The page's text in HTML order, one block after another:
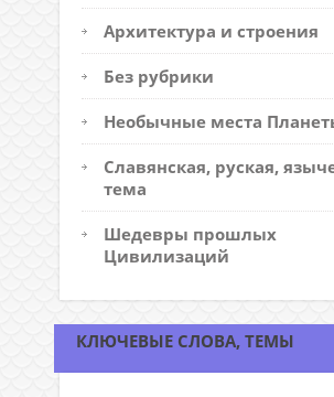
Архитектура и строения
Без рубрики
Необычные места
Славянская, руская,
тема
Шедевры прошлых
Цивилизаций
КЛЮЧЕВЫЕ СЛОВА, ТЕМЫ